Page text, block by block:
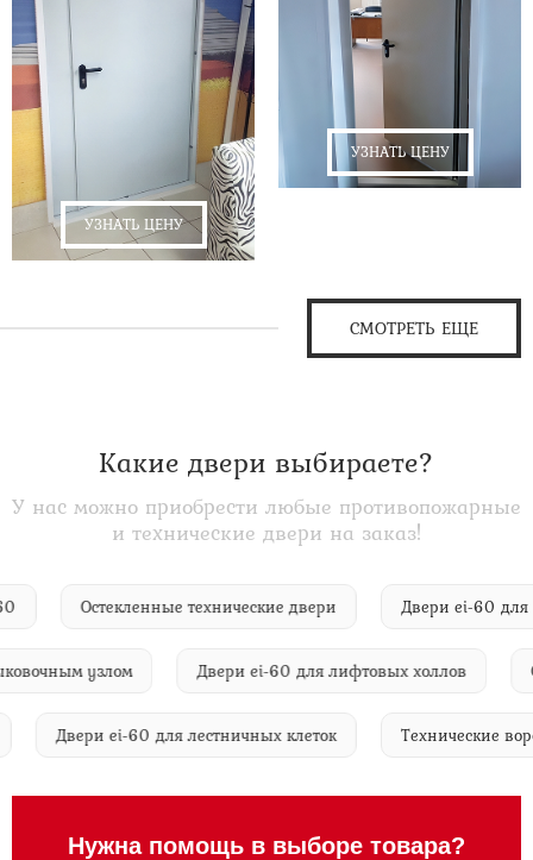
УЗНАТЬ ЦЕНУ
УЗНАТЬ ЦЕНУ
СМОТРЕТЬ ЕЩЕ
Какие двери выбираете?
У нас можно приобрести любые противопожарные
и технические двери на заказ!
60 Остекленные технические двери Двери ei-60
узлом Двери ei-60 для лифтовых холлов
Двери ei-60 для лестничных клеток Технические
Нужна помощь в выборе товара?